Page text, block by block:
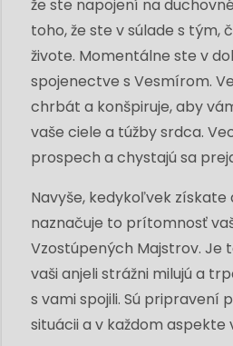
že ste napojení na
toho, že ste v súlade s tým,
živote. Momentálne ste v
spojenectve s Vesmírom.
chrbát a konšpiruje, aby
vaše ciele a túžby srdca.
prospech a chystajú sa
Navyše, kedykoľvek získate
naznačuje to prítomnosť
Vzostúpených Majstrov. Je
vaši anjeli strážni milujú a
s vami spojili. Sú pripravení
situácii a v každom aspekte